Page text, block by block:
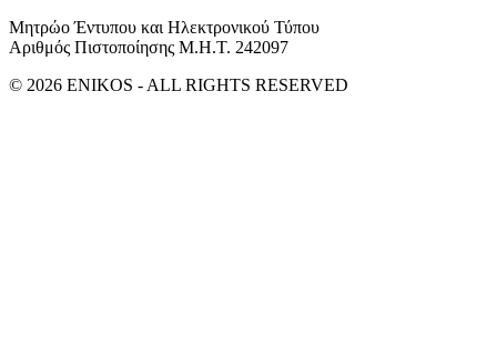
Μητρώο Έντυπου και Ηλεκτρονικού Τύπου
Αριθμός Πιστοποίησης Μ.Η.Τ. 242097
© 2026 ENIKOS - ALL RIGHTS RESERVED